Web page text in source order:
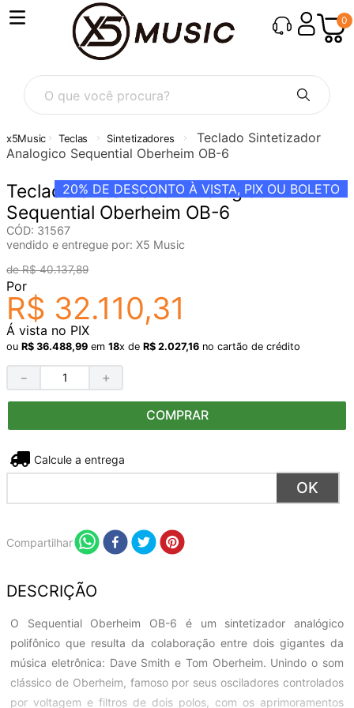
0
O que você procura?
Teclas Sintetizadores
Teclado Sintetizador
Analogico Sequential Oberheim OB-6
20% DE DESCONTO À VISTA, PIX OU BOLETO
Teclado Sintetizador Analogico
Sequential Oberheim OB-6
CÓD: 31567
vendido e entregue por: X5 Music
R$ 40.137,89
Por
R$ 32.110,31
Á vista no PIX
ou R$ 36.488,99 em 18x de R$ 2.027,16 no cartão de crédito
＋
－
COMPRAR
Não sei meu CEP
Compartilhar
DESCRIÇÃO
O Sequential Oberheim OB-6 é um sintetizador analógico
polifônico que resulta da colaboração entre dois gigantes da
música eletrônica: Dave Smith e Tom Oberheim. Unindo o som
clássico de Oberheim, famoso por seus osciladores controlados
por voltagem e filtros de dois polos, com os aprimoramentos